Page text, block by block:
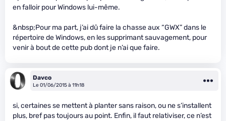
en falloir pour Windows lui-même.
&nbsp;Pour ma part, j’ai dû faire la chasse aux “GWX” dans le
répertoire de Windows, en les supprimant sauvagement, pour
venir à bout de cette pub dont je n’ai que faire.
Davco
Le 01/06/2015 à 11h18
si, certaines se mettent à planter sans raison, ou ne s’installent
plus, bref pas toujours au point. Enfin, il faut relativiser, ce n’est